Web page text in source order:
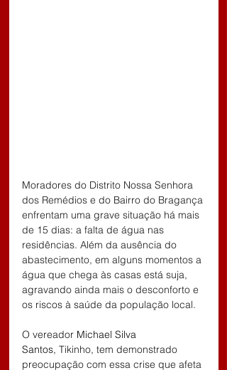
Moradores do Distrito Nossa Senhora
dos Remédios e do Bairro do Bragança
enfrentam uma grave situação há mais
de 15 dias: a falta de água nas
residências. Além da ausência do
abastecimento, em alguns momentos a
água que chega às casas está suja,
agravando ainda mais o desconforto e
os riscos à saúde da população local.
O vereador Michael Silva
Santos, Tikinho, tem demonstrado
preocupação com essa crise que afeta